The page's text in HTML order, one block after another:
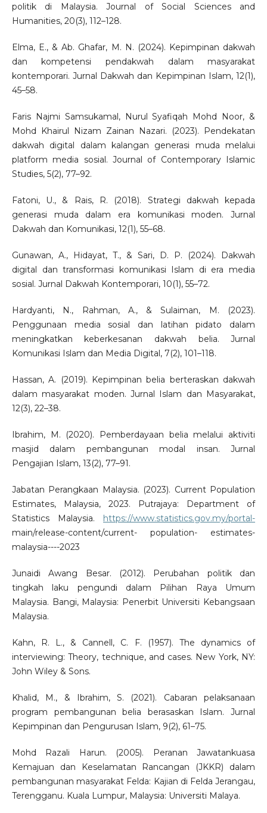
politik di Malaysia. Journal of Social Sciences and
Humanities, 20(3), 112–128.
Elma, E., & Ab. Ghafar, M. N. (2024). Kepimpinan dakwah
dan kompetensi pendakwah dalam masyarakat
kontemporari. Jurnal Dakwah dan Kepimpinan Islam, 12(1),
45–58.
Faris Najmi Samsukamal, Nurul Syafiqah Mohd Noor, &
Mohd Khairul Nizam Zainan Nazari. (2023). Pendekatan
dakwah digital dalam kalangan generasi muda melalui
platform media sosial. Journal of Contemporary Islamic
Studies, 5(2), 77–92.
Fatoni, U., & Rais, R. (2018). Strategi dakwah kepada
generasi muda dalam era komunikasi moden. Jurnal
Dakwah dan Komunikasi, 12(1), 55–68.
Gunawan, A., Hidayat, T., & Sari, D. P. (2024). Dakwah
digital dan transformasi komunikasi Islam di era media
sosial. Jurnal Dakwah Kontemporari, 10(1), 55–72.
Hardyanti, N., Rahman, A., & Sulaiman, M. (2023).
Penggunaan media sosial dan latihan pidato dalam
meningkatkan keberkesanan dakwah belia. Jurnal
Komunikasi Islam dan Media Digital, 7(2), 101–118.
Hassan, A. (2019). Kepimpinan belia berteraskan dakwah
dalam masyarakat moden. Jurnal Islam dan Masyarakat,
12(3), 22–38.
Ibrahim, M. (2020). Pemberdayaan belia melalui aktiviti
masjid dalam pembangunan modal insan. Jurnal
Pengajian Islam, 13(2), 77–91.
Jabatan Perangkaan Malaysia. (2023). Current Population
Estimates, Malaysia, 2023. Putrajaya: Department of
Statistics Malaysia. https://www.statistics.gov.my/portal-
main/release-content/current- population- estimates-
malaysia----2023
Junaidi Awang Besar. (2012). Perubahan politik dan
tingkah laku pengundi dalam Pilihan Raya Umum
Malaysia. Bangi, Malaysia: Penerbit Universiti Kebangsaan
Malaysia.
Kahn, R. L., & Cannell, C. F. (1957). The dynamics of
interviewing: Theory, technique, and cases. New York, NY:
John Wiley & Sons.
Khalid, M., & Ibrahim, S. (2021). Cabaran pelaksanaan
program pembangunan belia berasaskan Islam. Jurnal
Kepimpinan dan Pengurusan Islam, 9(2), 61–75.
Mohd Razali Harun. (2005). Peranan Jawatankuasa
Kemajuan dan Keselamatan Rancangan (JKKR) dalam
pembangunan masyarakat Felda: Kajian di Felda Jerangau,
Terengganu. Kuala Lumpur, Malaysia: Universiti Malaya.